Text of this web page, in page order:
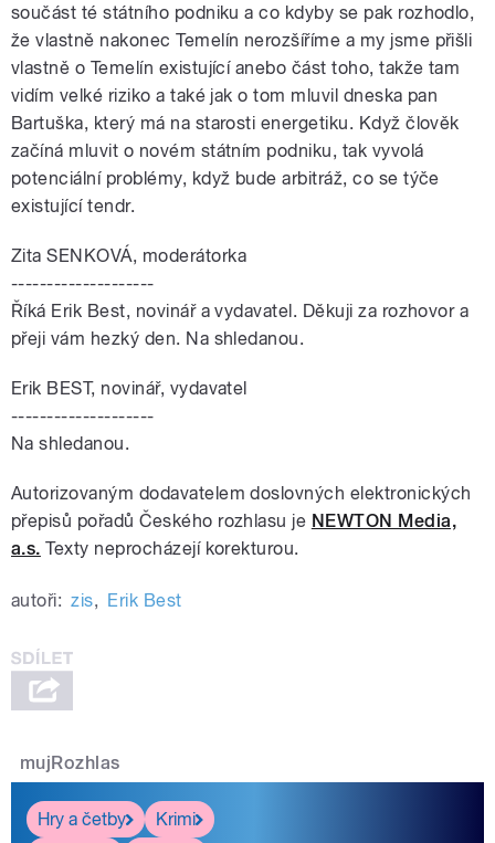
součást té státního podniku a co kdyby se pak rozhodlo,
že vlastně nakonec Temelín nerozšíříme a my jsme přišli
vlastně o Temelín existující anebo část toho, takže tam
vidím velké riziko a také jak o tom mluvil dneska pan
Bartuška, který má na starosti energetiku. Když člověk
začíná mluvit o novém státním podniku, tak vyvolá
potenciální problémy, když bude arbitráž, co se týče
existující tendr.
Zita SENKOVÁ, moderátorka
--------------------
Říká Erik Best, novinář a vydavatel. Děkuji za rozhovor a
přeji vám hezký den. Na shledanou.
Erik BEST, novinář, vydavatel
--------------------
Na shledanou.
Autorizovaným dodavatelem doslovných elektronických
přepisů pořadů Českého rozhlasu je NEWTON Media,
a.s. Texty neprocházejí korekturou.
autoři: zis, Erik Best
mujRozhlas
Hry a četby
Krimi